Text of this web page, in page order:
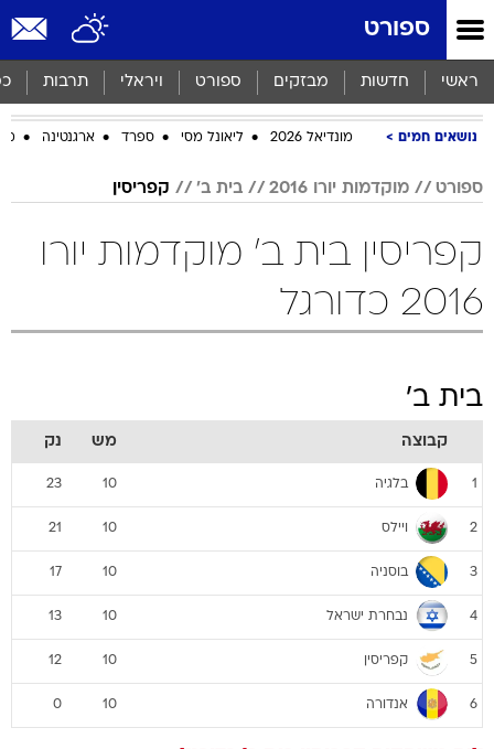
ספורט
ראשי חדשות מבזקים ספורט ויראלי תרבות
נושאים חמים מונדיאל 2026 ליאונל מסי ספרד ארגנטינה
ספורט מוקדמות יורו 2016 בית ב' קפריסין
קפריסין בית ב' מוקדמות יורו
2016 כדורגל
בית ב'
קבוצה מש נק
1 בלגיה 10
23
2 ויילס 10
21
3 בוסניה 10
17
4 נבחרת ישראל 10
13
5 קפריסין 10
12
6 אנדורה 10
0